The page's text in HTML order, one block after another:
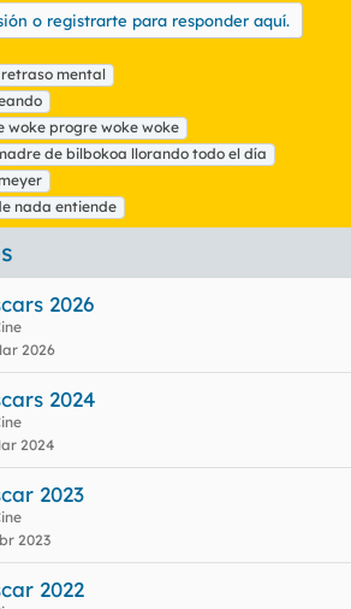
o registrarte para responder aquí.
mental
woke progre woke woke
de bilbokoa llorando todo el día
nada entiende
2026
2026
2024
2024
2023
2023
2022